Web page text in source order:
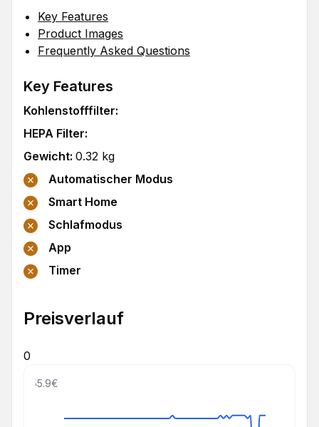
Key Features
Product Images
Frequently Asked Questions
Key Features
Kohlenstofffilter:
HEPA Filter:
Gewicht: 0.32 kg
Automatischer Modus
Smart Home
Schlafmodus
App
Timer
Preisverlauf
0
55.9€